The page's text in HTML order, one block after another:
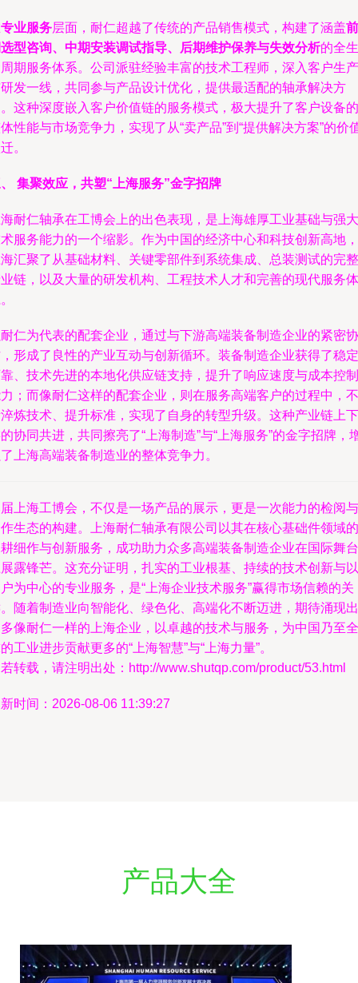
专业服务层面，耐仁超越了传统的产品销售模式，构建了涵盖前
型咨询、中期安装调试指导、后期维护保养与失效分析的全生
期服务体系。公司派驻经验丰富的技术工程师，深入客户生产
发一线，共同参与产品设计优化，提供最适配的轴承解决方
这种深度嵌入客户价值链的服务模式，极大提升了客户设备的
性能与市场竞争力，实现了从“卖产品”到“提供解决方案”的价
。
集聚效应，共塑“上海服务”金字招牌
耐仁轴承在工博会上的出色表现，是上海雄厚工业基础与强大
服务能力的一个缩影。作为中国的经济中心和科技创新高地，
汇聚了从基础材料、关键零部件到系统集成、总装测试的完整
链，以及大量的研发机构、工程技术人才和完善的现代服务体
仁为代表的配套企业，通过与下游高端装备制造企业的紧密协
形成了良性的产业互动与创新循环。装备制造企业获得了稳定
、技术先进的本地化供应链支持，提升了响应速度与成本控制
；而像耐仁这样的配套企业，则在服务高端客户的过程中，不
炼技术、提升标准，实现了自身的转型升级。这种产业链上下
协同共进，共同擦亮了“上海制造”与“上海服务”的金字招牌，
上海高端装备制造业的整体竞争力。
上海工博会，不仅是一场产品的展示，更是一次能力的检阅与
生态的构建。上海耐仁轴承有限公司以其在核心基础件领域的
细作与创新服务，成功助力众多高端装备制造企业在国际舞台
露锋芒。这充分证明，扎实的工业根基、持续的技术创新与以
为中心的专业服务，是“上海企业技术服务”赢得市场信赖的关
随着制造业向智能化、绿色化、高端化不断迈进，期待涌现出
像耐仁一样的上海企业，以卓越的技术与服务，为中国乃至全
工业进步贡献更多的“上海智慧”与“上海力量”。
转载，请注明出处：http://www.shutqp.com/product/53.html
时间：2026-08-06 11:39:27
产品大全